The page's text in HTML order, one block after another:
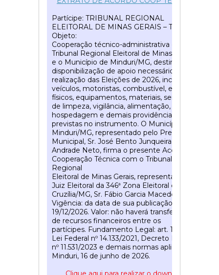
Partícipe: TRIBUNAL REGIONAL
ELEITORAL DE MINAS GERAIS – TRE/MG.
Objeto:
Cooperação técnico-administrativa entre o
Tribunal Regional Eleitoral de Minas Gerais
e o Município de Minduri/MG, destinada à
disponibilização de apoio necessário à
realização das Eleições de 2026, incluindo
veículos, motoristas, combustível, espaços
físicos, equipamentos, materiais, serviços
de limpeza, vigilância, alimentação,
hospedagem e demais providências
previstas no instrumento. O Município de
Minduri/MG, representado pelo Prefeito
Municipal, Sr. José Bento Junqueira de
Andrade Neto, firma o presente Acordo de
Cooperação Técnica com o Tribunal
Regional
Eleitoral de Minas Gerais, representado pelo
Juiz Eleitoral da 346ª Zona Eleitoral de
Cruzília/MG, Sr. Fábio Garcia Macedo Filho.
Vigência: da data de sua publicação até
19/12/2026. Valor: não haverá transferência
de recursos financeiros entre os
partícipes. Fundamento Legal: art. 184 da
Lei Federal nº 14.133/2021, Decreto Federal
nº 11.531/2023 e demais normas aplicáveis.
Minduri, 16 de junho de 2026.